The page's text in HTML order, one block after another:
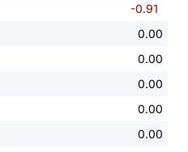
-0.91
0.00
0.00
0.00
0.00
0.00